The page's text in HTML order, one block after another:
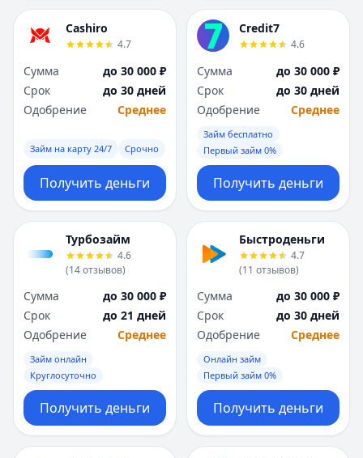
Cashiro
4.7
Сумма
до 30 000 ₽
Срок
до 30 дней
Одобрение
Среднее
Займ на карту 24/7 Срочно
Получить деньги
Credit7
4.6
Сумма
до 30 000 ₽
Срок
до 30 дней
Одобрение
Среднее
Займ бесплатно
Первый займ 0%
Получить деньги
Турбозайм
4.6
(14отзывов)
Сумма
до 30 000 ₽
Срок
до 21 дней
Одобрение
Среднее
Займ онлайн
Круглосуточно
Получить деньги
Быстроденьги
4.7
(11 отзывов)
Сумма
до 30 000 ₽
Срок
до 30 дней
Одобрение
Среднее
Онлайн займ
Первый займ 0%
Получить деньги